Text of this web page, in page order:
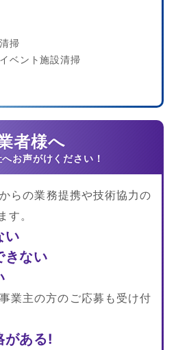
掃
ベント施設清掃
者様へ
らの業務提携や技術協力の
す。
い
きない
業主の方のご応募も受け付
がある!